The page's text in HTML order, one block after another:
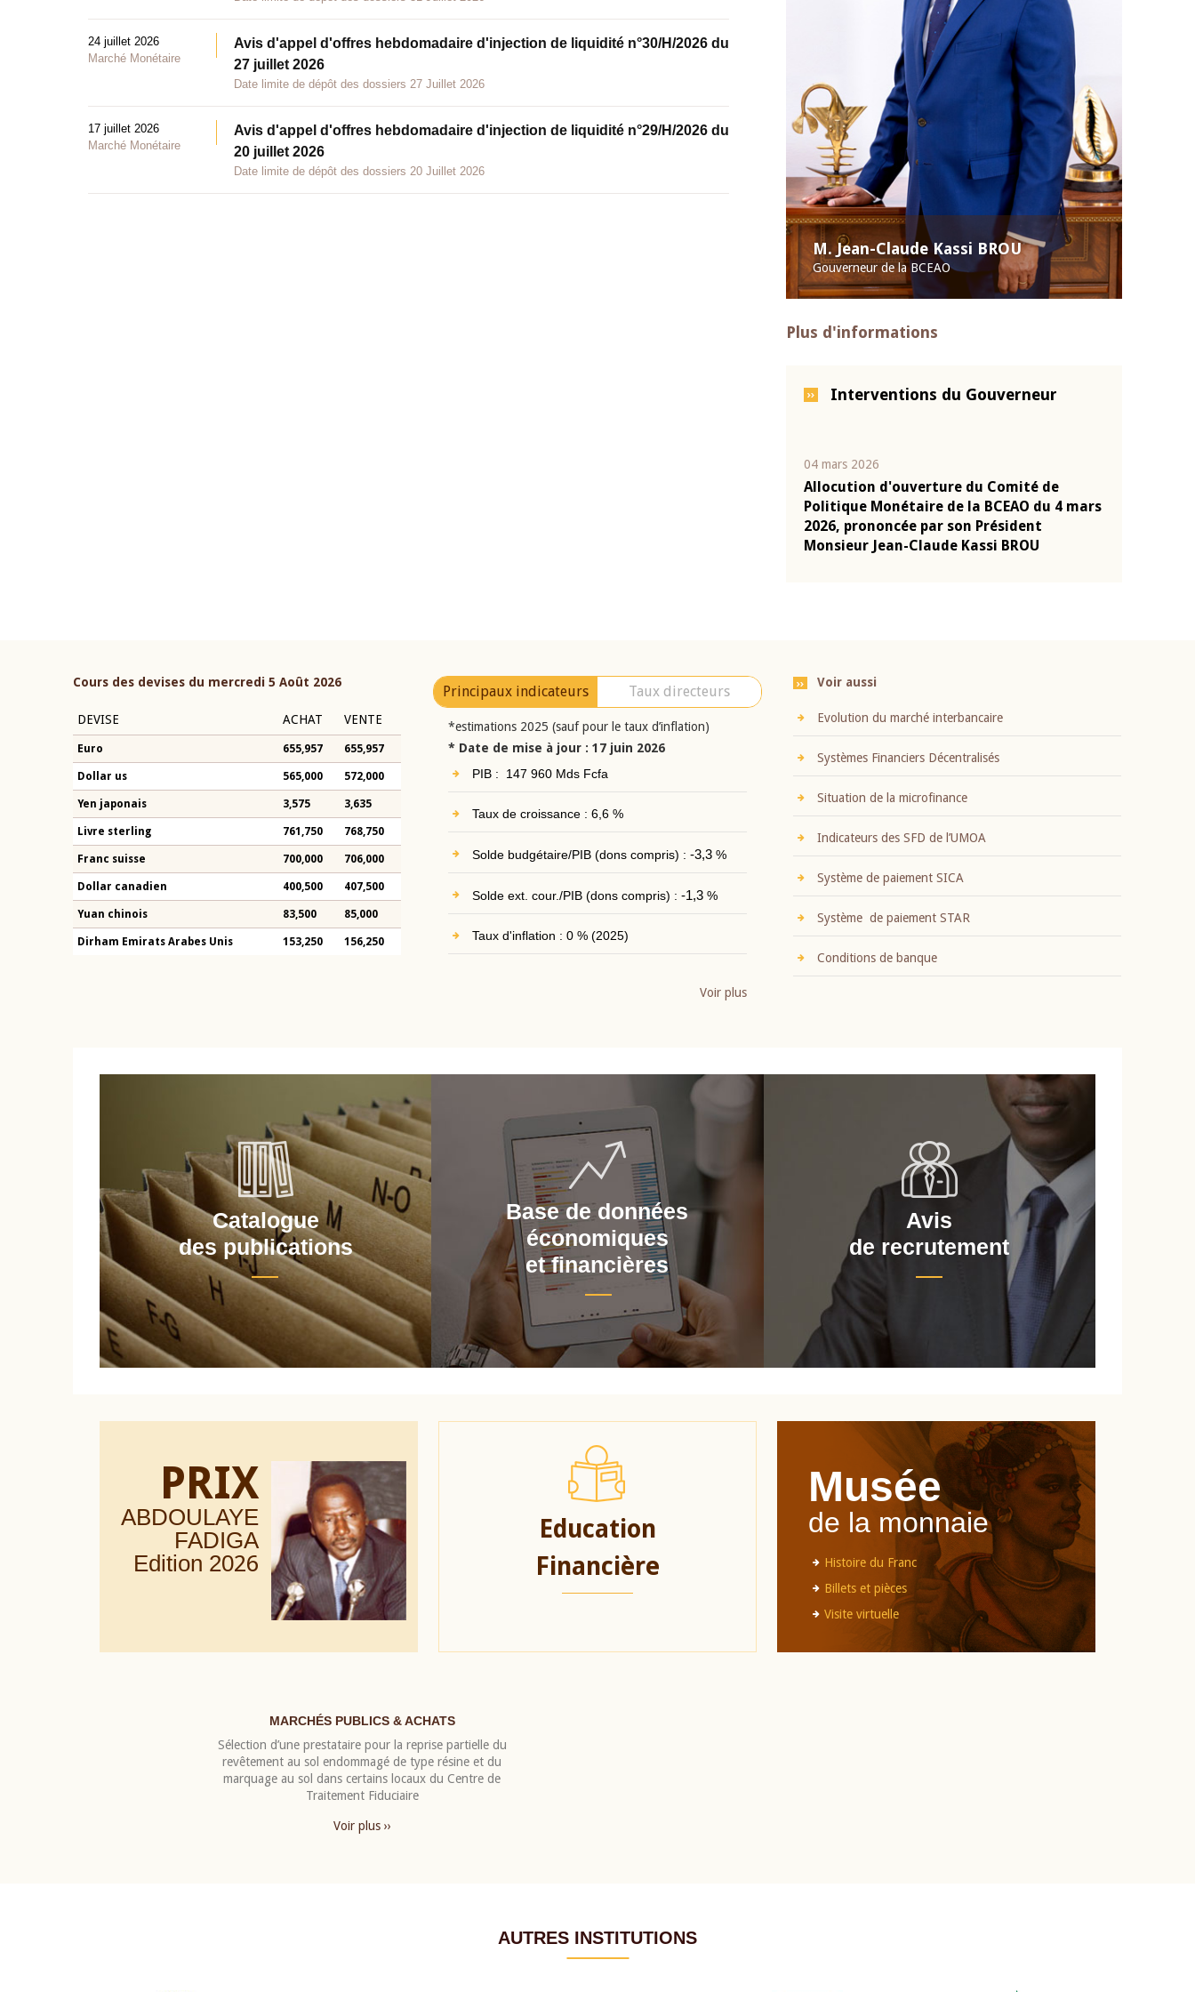
M. Jean-Claude Kassi BROU
Gouverneur de la BCEAO
Plus d'informations
Interventions du Gouverneur
04 mars 2026
Allocution d'ouverture du Comité de
Politique Monétaire de la BCEAO du 4 mars
2026, prononcée par son Président
Monsieur Jean-Claude Kassi BROU
24 juillet 2026
Marché Monétaire
Avis d'appel d'offres hebdomadaire d'injection de liquidité n°30/H/2026 du
27 juillet 2026
Date limite de dépôt des dossiers 27 Juillet 2026
17 juillet 2026
Marché Monétaire
Avis d'appel d'offres hebdomadaire d'injection de liquidité n°29/H/2026 du
20 juillet 2026
Date limite de dépôt des dossiers 20 Juillet 2026
Cours des devises du mercredi 5 Août 2026
DEVISE ACHAT VENTE
Euro 655,957 655,957
Dollar us 565,000 572,000
Yen japonais 3,575 3,635
Livre sterling 761,750 768,750
Franc suisse 700,000 706,000
Dollar canadien 400,500 407,500
Yuan chinois 83,500 85,000
Dirham Emirats Arabes Unis 153,250 156,250
Principaux indicateurs Taux directeurs
*estimations 2025 (sauf pour le taux d’inflation)
* Date de mise à jour : 17 juin 2026
PIB : 147 960 Mds Fcfa
Taux de croissance : 6,6 %
Solde budgétaire/PIB (dons compris) : -3,3%
Solde ext. cour./PIB (dons compris) : -1,3%
Taux d'inflation : 0 % (2025)
Voir plus
Voir aussi
Evolution du marché interbancaire
Systèmes Financiers Décentralisés
Situation de la microfinance
Indicateurs des SFD de l’UMOA
Système de paiement SICA
Système de paiement STAR
Conditions de banque
Catalogue
des publications
Base de données
économiques
et financières
Avis
de recrutement
PRIX
ABDOULAYE
FADIGA
Edition 2026
Education
Financière
Musée
de la monnaie
Histoire du Franc
Billets et pièces
Visite virtuelle
MARCHÉS PUBLICS & ACHATS
Sélection d’une prestataire pour la reprise partielle du
revêtement au sol endommagé de type résine et du
marquage au sol dans certains locaux du Centre de
Traitement Fiduciaire
Voir plus ››
AUTRES INSTITUTIONS